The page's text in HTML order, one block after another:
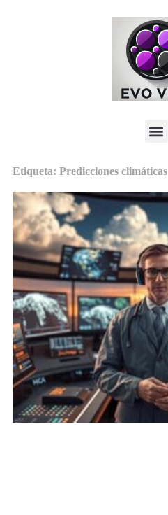
Etiqueta: Predicciones climáticas